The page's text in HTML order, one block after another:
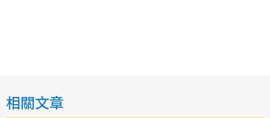
相關文章